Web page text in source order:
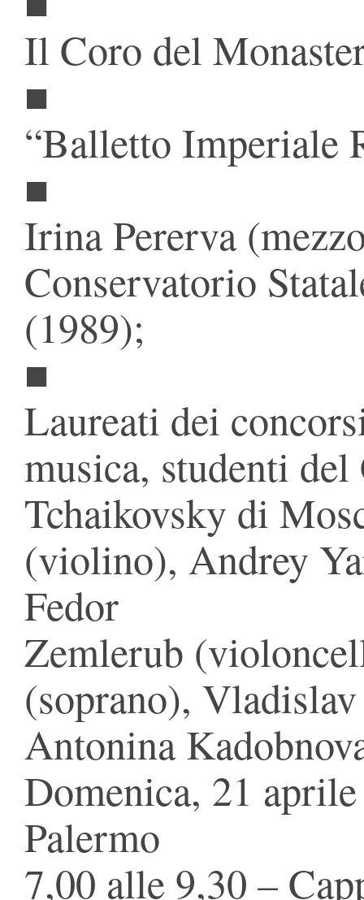
Il Coro del
■
“Balletto Imperiale
■
Irina Pererva
Conservatorio
(1989);
■
Laureati dei
musica, studenti
Tchaikovsky di
(violino), Andrey
Fedor
Zemlerub
(soprano),
Antonina
Domenica, 21 aprile
Palermo
7,00 alle 9,30 –